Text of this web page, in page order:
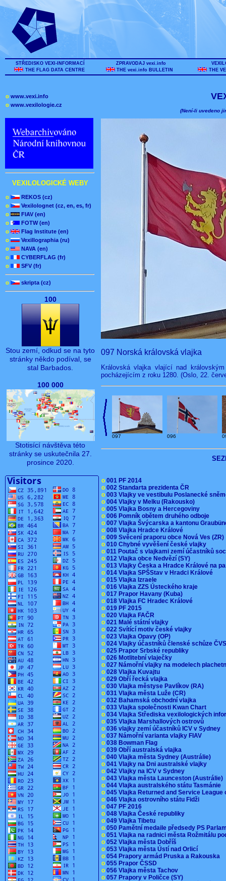
STŘEDISKO VEXI-INFORMACÍ
THE FLAG DATA CENTRE
ZPRAVODAJ vexi.info
THE vexi.info BULLETIN
THE
o www.vexi.info
o www.vexilologie.cz
VEXILOLOGICKÉ WEBY
o
REKOS (cz)
o
Vexilolognet (cz, en, es, fr)
o
FIAV (en)
o
FOTW (en)
o
Flag Institute (en)
o
Vexillographia (ru)
o
NAVA (en)
o
CYBERFLAG (fr)
o
SFV (fr)
o skripta (cz)
100
Stou zemí, odkud se na tyto
stránky někdo podíval, se
stal Barbados.
100 000
Stotisící návštěva této
stránky se uskutečnila 27.
prosince 2020.
(Není-li uvedeno
097 Norská královská vlajka
Královská vlajka vlající nad
pocházejícím z roku 1280. (Oslo, 22.
097 096
o 001 PF 2014
o 002 Standarta prezidenta ČR
o 003 Vlajky ve vestibulu Poslanecké
o 004 Vlajky v Melku (Rakousko)
o 005 Vlajka Bosny a Hercegoviny
o 006 Pomník obětem druhého odboje
o 007 Vlajka Švýcarska a kantonu
o 008 Vlajka Hradce Králové
o 009 Svěcení praporu obce Nová Ves
o 010 Chybné vyvěšení české vlajky
o 011 Poutač s vlajkami zemí účastníků
o 012 Vlajka obce Nedvězí (SY)
o 013 Vlajky Česka a Hradce Králové na
o 014 Vlajka SPŠStav v Hradci Králové
o 015 Vlajka Izraele
o 016 Vlajka ZZS Ústeckého kraje
o 017 Prapor Havany (Kuba)
o 018 Vlajka FC Hradec Králové
o 019 PF 2015
o 020 Vlajka FAČR
o 021 Malé státní vlajky
o 022 Svítící motiv české vlajky
o 023 Vlajka Opavy (OP)
o 024 Vlajky účastníků členské schůze
o 025 Prapor Srbské republiky
o 026 Motlitební vlaječky
o 027 Námořní vlajky na modelech
o 028 Vlajka Kuvajtu
o 029 Obří řecká vlajka
o 030 Vlajka městyse Pavlíkov (RA)
o 031 Vlajka města Luže (CR)
o 032 Bahamská obchodní vlajka
o 033 Vlajka společnosti Kwan Chart
o 034 Vlajka Střediska vexilologických
o 035 Vlajka Marshallových ostrovů
o 036 vlajky zemí účastníků ICV v Sydney
o 037 Námořní varianta vlajky FIAV
o 038 Bowman Flag
o 039 Obří australská vlajka
o 040 Vlajka města Sydney (Austrálie)
o 041 Vlajky na Dni australské vlajky
o 042 Vlajky na ICV v Sydney
o 043 Vlajka města Launceston (Austrálie)
o 044 Vlajka australského státu Tasmánie
o 045 Vlajka Returned and Service
o 046 Vlajka ostrovního státu Fidži
o 047 PF 2016
o 048 Vlajka České republiky
o 049 Vlajka Tibetu
o 050 Pamětní medaile předsedy PS
o 051 Vlajka na radnici města Rožmitálu
o 052 Vlajka města Dobříš
o 053 Vlajka města Ústí nad Orlicí
o 054 Prapory armád Pruska a Rakouska
o 055 Prapor ČSSD
o 056 Vlajka města Tachov
o 057 Prapory v Poličce (SY)